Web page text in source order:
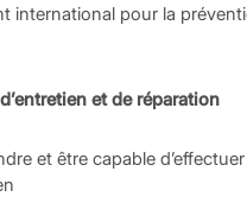
international pour la
et de réparation
et être capable